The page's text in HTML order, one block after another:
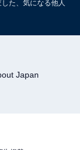
ら学びだす」
た、気になる他人
Japan